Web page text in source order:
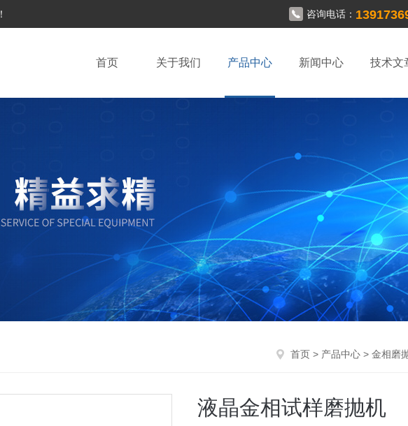
咨询电话：
首页 关于我们 产品中心 新闻中心 技术文
首页 > 产品中心 > 金相磨
液晶金相试样磨抛机